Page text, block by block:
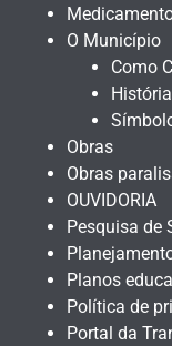
O Município
Como
História
Obras
Obras
OUVIDORIA
Pesquisa de
Planos
Política de
Portal da